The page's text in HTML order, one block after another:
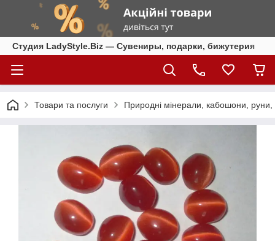
Студия LadyStyle.Biz — Сувениры, подарки, бижутерия
Товари та послуги Природні мінерали, кабошони, руни,